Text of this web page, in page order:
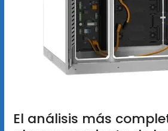
El análisis más